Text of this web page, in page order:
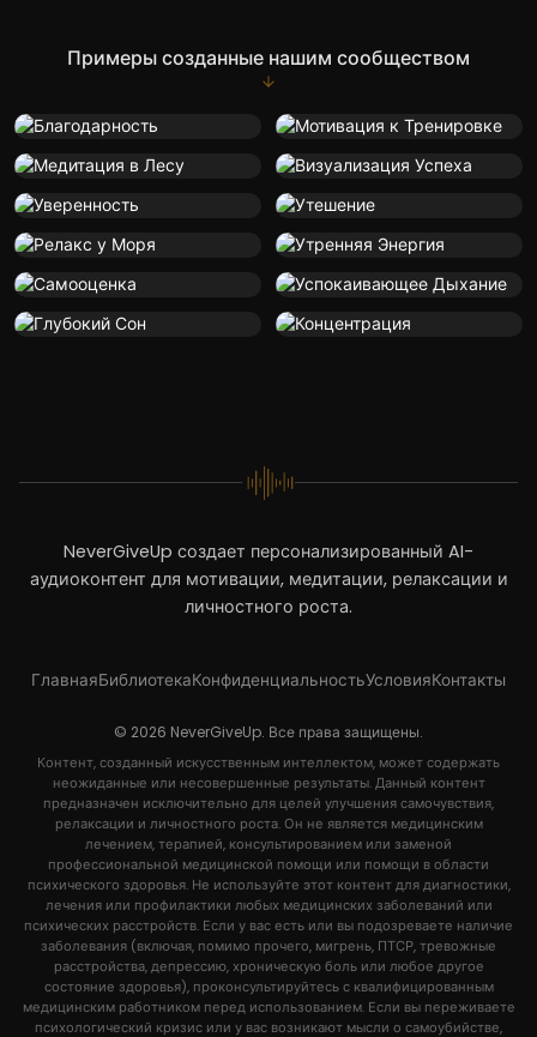
Примеры созданные нашим сообществом
NeverGiveUp создает персонализированный AI-
аудиоконтент для мотивации, медитации, релаксации и
личностного роста.
ГлавнаяБиблиотекаКонфиденциальностьУсловияКонтакты
© 2026 NeverGiveUp. Все права защищены.
Контент, созданный искусственным интеллектом, может содержать
неожиданные или несовершенные результаты. Данный контент
предназначен исключительно для целей улучшения самочувствия,
релаксации и личностного роста. Он не является медицинским
лечением, терапией, консультированием или заменой
профессиональной медицинской помощи или помощи в области
психического здоровья. Не используйте этот контент для диагностики,
лечения или профилактики любых медицинских заболеваний или
психических расстройств. Если у вас есть или вы подозреваете наличие
заболевания (включая, помимо прочего, мигрень, ПТСР, тревожные
расстройства, депрессию, хроническую боль или любое другое
состояние здоровья), проконсультируйтесь с квалифицированным
медицинским работником перед использованием. Если вы переживаете
психологический кризис или у вас возникают мысли о самоубийстве,